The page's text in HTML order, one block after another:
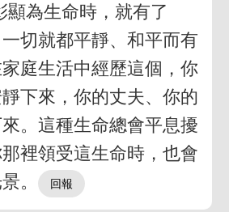
顯為生命時，就有了
切就都平靜、和平而有
庭生活中經歷這個，你
下來，你的丈夫、你的
。這種生命總會平息擾
裡領受這生命時，也會
。